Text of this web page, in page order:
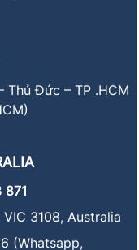
Thủ Đức – TP .HCM
871
3108, Australia
(Whatsapp,